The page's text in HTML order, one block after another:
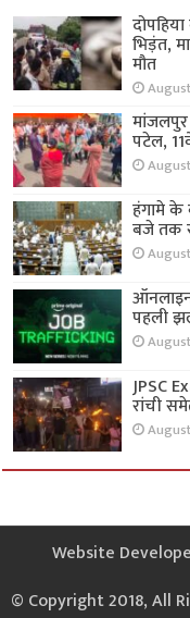
भिड़ंत,
मौत
पटेल,
हंगामे के
बजे तक
पहली
JPSC
रांची
Website
© Copyright 2018, All